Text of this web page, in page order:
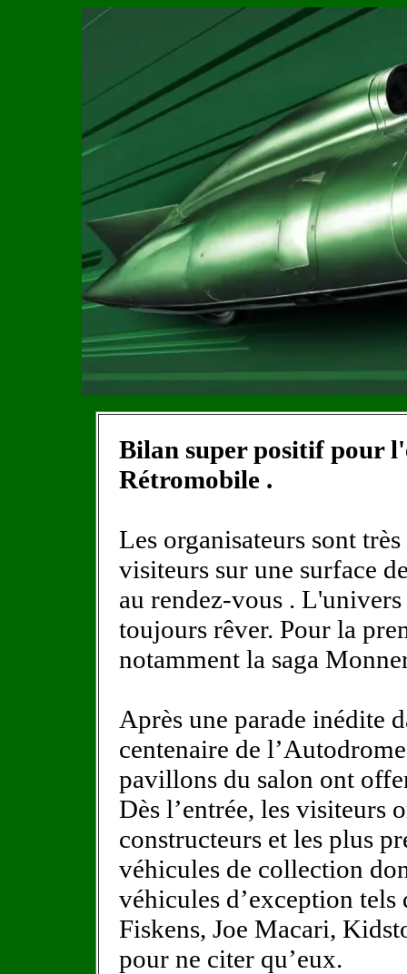
Bilan super positif pour
Rétromobile .
Les organisateurs sont
visiteurs sur une surface
au rendez-vous .
toujours rêver. Pour la
notamment la saga
Après une parade inédite
centenaire de
pavillons du salon ont
Dès l’entrée, les visiteurs
constructeurs et les plus
véhicules de collection
véhicules d’exception
Fiskens, Joe Macari,
pour ne citer qu’eux.